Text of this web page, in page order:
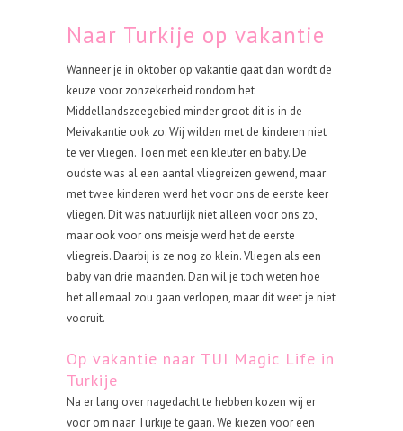
Naar Turkije op vakantie
Wanneer je in oktober op vakantie gaat dan wordt de
keuze voor zonzekerheid rondom het
Middellandszeegebied minder groot dit is in de
Meivakantie ook zo. Wij wilden met de kinderen niet
te ver vliegen. Toen met een kleuter en baby. De
oudste was al een aantal vliegreizen gewend, maar
met twee kinderen werd het voor ons de eerste keer
vliegen. Dit was natuurlijk niet alleen voor ons zo,
maar ook voor ons meisje werd het de eerste
vliegreis. Daarbij is ze nog zo klein. Vliegen als een
baby van drie maanden. Dan wil je toch weten hoe
het allemaal zou gaan verlopen, maar dit weet je niet
vooruit.
Op vakantie naar TUI Magic Life in
Turkije
Na er lang over nagedacht te hebben kozen wij er
voor om naar Turkije te gaan. We kiezen voor een